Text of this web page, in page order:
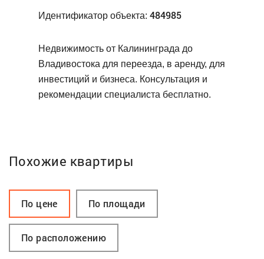
Идентификатор объекта: 484985
Недвижимость от Калининграда до
Владивостока для переезда, в аренду, для
инвестиций и бизнеса. Консультация и
рекомендации специалиста бесплатно.
Похожие квартиры
По цене По площади
По расположению